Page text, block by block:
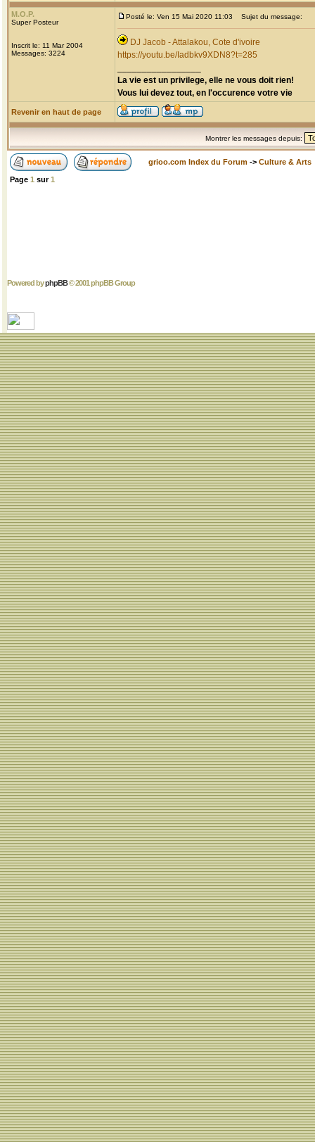
M.O.P.
Super Posteur
Inscrit le: 11 Mar 2004
Messages: 3224
Posté le: Ven 15 Mai 2020 11:03 Sujet du message:
DJ Jacob - Attalakou, Cote d'ivoire
https://youtu.be/Iadbkv9XDN8?t=285
La vie est un privilege, elle ne vous doit rien!
Vous lui devez tout, en l'occurence votre vie
Revenir en haut de page
Montrer les messages depuis:
grioo.com Index du Forum -> Culture & Arts
Page 1 sur1
Powered byphpBB© 2001 phpBB Group